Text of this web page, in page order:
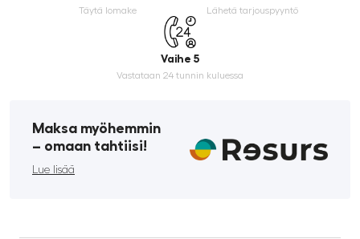
Täytä lomake Lähetä tarjouspyyntö
Vaihe 5
Vastataan 24 tunnin kuluessa
Maksa myöhemmin
­– omaan tahtiisi!
Lue lisää